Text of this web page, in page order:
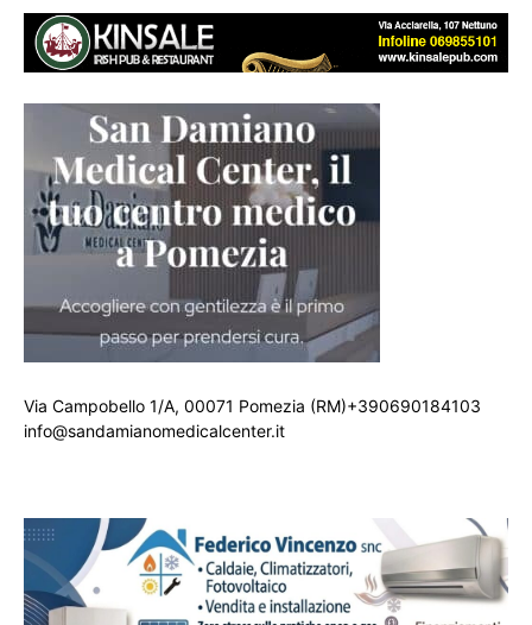
Via Campobello 1/A, 00071 Pomezia (RM)+390690184103
info@sandamianomedicalcenter.it